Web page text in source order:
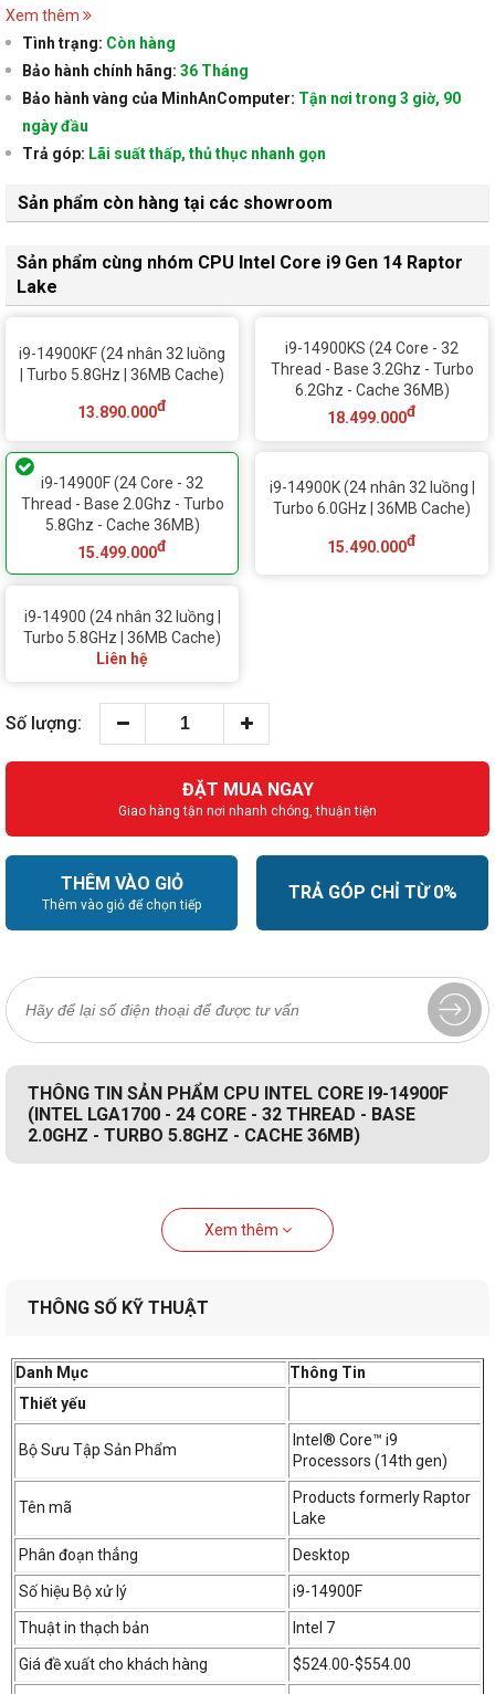
Xem thêm
Tình trạng: Còn hàng
Bảo hành chính hãng: 36 Tháng
Bảo hành vàng của MinhAnComputer: Tận nơi trong 3 giờ, 90
ngày đầu
Trả góp: Lãi suất thấp, thủ thục nhanh gọn
Sản phẩm còn hàng tại các showroom
Sản phẩm cùng nhóm CPU Intel Core i9 Gen 14 Raptor
Lake
i9-14900KF (24 nhân 32 luồng
| Turbo 5.8GHz | 36MB Cache)
13.890.000đ
i9-14900KS (24 Core - 32
Thread - Base 3.2Ghz - Turbo
6.2Ghz - Cache 36MB)
18.499.000đ
i9-14900F (24 Core - 32
Thread - Base 2.0Ghz - Turbo
5.8Ghz - Cache 36MB)
15.499.000đ
i9-14900K (24 nhân 32 luồng |
Turbo 6.0GHz | 36MB Cache)
15.490.000đ
i9-14900 (24 nhân 32 luồng |
Turbo 5.8GHz | 36MB Cache)
Liên hệ
Số lượng:
ĐẶT MUA NGAY
Giao hàng tận nơi nhanh chóng, thuận tiện
THÊM VÀO GIỎ
Thêm vào giỏ để chọn tiếp
TRẢ GÓP CHỈ TỪ 0%
THÔNG TIN SẢN PHẨM CPU INTEL CORE I9-14900F
(INTEL LGA1700 - 24 CORE - 32 THREAD - BASE
2.0GHZ - TURBO 5.8GHZ - CACHE 36MB)
Xem thêm
THÔNG SỐ KỸ THUẬT
Danh Mục
Thông Tin
Thiết yếu
Bộ Sưu Tập Sản Phẩm
Intel® Core™ i9
Processors (14th gen)
Tên mã
Products formerly Raptor
Lake
Phân đoạn thẳng Desktop
Số hiệu Bộ xử lý i9-14900F
Thuật in thạch bản Intel 7
Giá đề xuất cho khách hàng $524.00-$554.00